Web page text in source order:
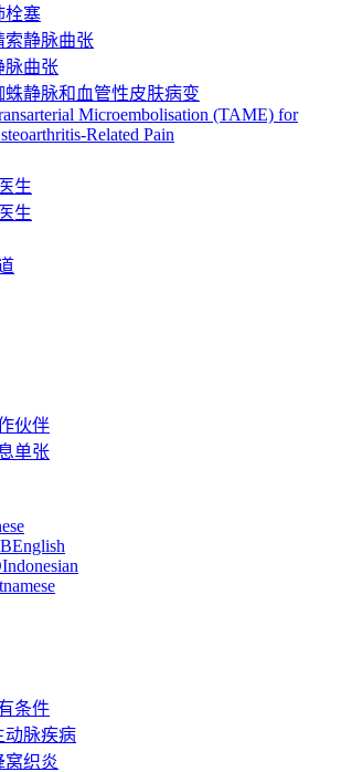
栓塞
索静脉曲张
脉曲张
蛛静脉和血管性皮肤病变
Microembolisation (TAME) for
Related Pain
生
生
伙伴
单张
English
Indonesian
条件
动脉疾病
窝织炎